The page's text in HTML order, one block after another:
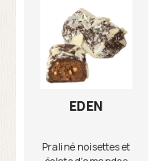
EDEN
Praliné noisettes et